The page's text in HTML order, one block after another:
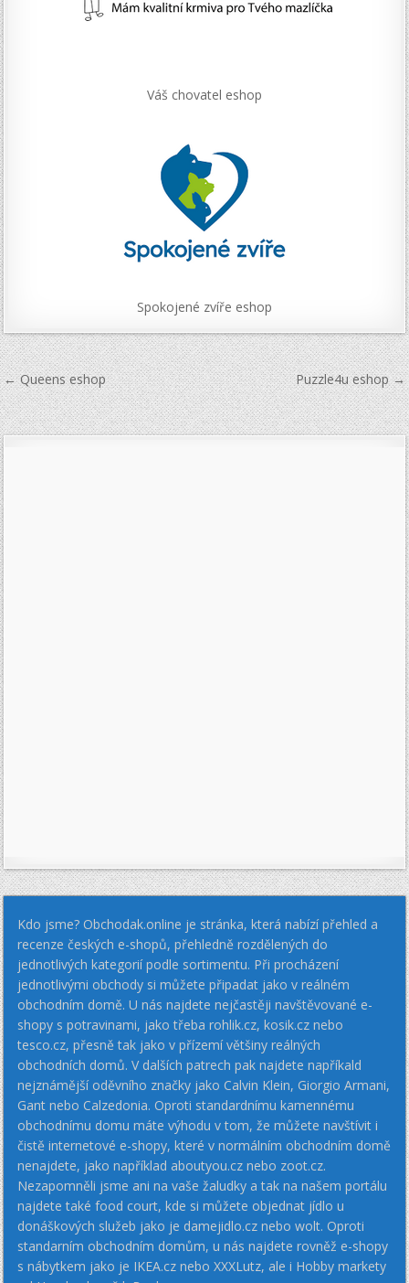
Váš chovatel eshop
Spokojené zvíře eshop
Navigace
pro
příspěvek
← Queens eshop Puzzle4u eshop →
Kdo jsme? Obchodak.online je stránka, která nabízí přehled a
recenze českých e-shopů, přehledně rozdělených do
jednotlivých kategorií podle sortimentu. Při procházení
jednotlivými obchody si můžete připadat jako v reálném
obchodním domě. U nás najdete nejčastěji navštěvované e-
shopy s potravinami, jako třeba rohlik.cz, kosik.cz nebo
tesco.cz, přesně tak jako v přízemí většiny reálných
obchodních domů. V dalších patrech pak najdete napříkald
nejznámější oděvního značky jako Calvin Klein, Giorgio Armani,
Gant nebo Calzedonia. Oproti standardnímu kamennému
obchodnímu domu máte výhodu v tom, že můžete navštívit i
čistě internetové e-shopy, které v normálním obchodním domě
nenajdete, jako například aboutyou.cz nebo zoot.cz.
Nezapomněli jsme ani na vaše žaludky a tak na našem portálu
najdete také food court, kde si můžete objednat jídlo u
donáškových služeb jako je damejidlo.cz nebo wolt. Oproti
standarním obchodním domům, u nás najdete rovněž e-shopy
s nábytkem jako je IKEA.cz nebo XXXLutz, ale i Hobby markety